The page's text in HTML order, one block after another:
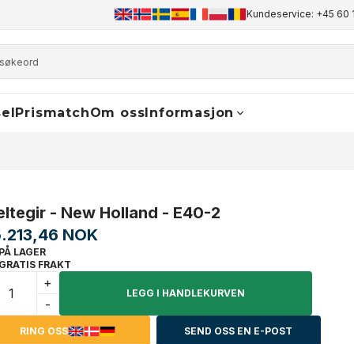
info@finaldrive-trackmotors.com WhatsApp Kundeservice: +45 60
PrismatchOm ossInformasjon
- New Holland - E40-2
NOK
PÅ LAGER
GRATIS FRAKT
+
-
LEGG I HANDLEKURVEN
RING OSS SEND OSS EN E-POST